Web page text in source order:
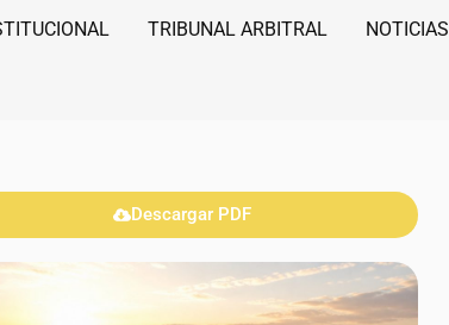
TRIBUNAL ARBITRAL NOTICIAS
Descargar PDF